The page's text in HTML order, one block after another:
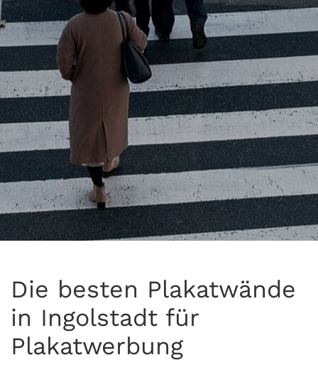
Die besten Plakatwände
in Ingolstadt für
Plakatwerbung